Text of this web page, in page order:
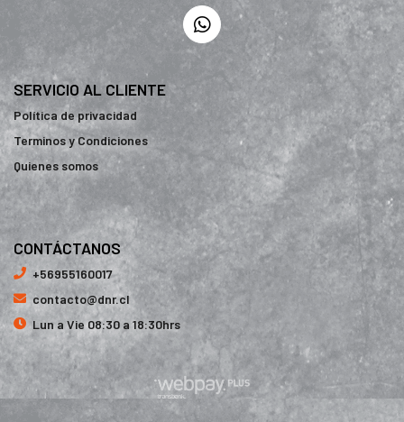
SERVICIO AL CLIENTE
Política de privacidad
Terminos y Condiciones
Quienes somos
CONTÁCTANOS
+56955160017
contacto@dnr.cl
Lun a Vie 08:30 a 18:30hrs